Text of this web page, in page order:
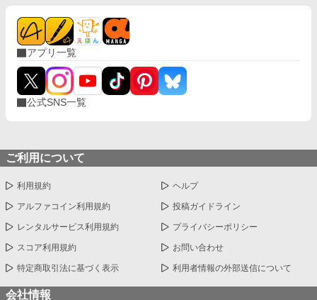
アプリ一覧
公式SNS一覧
ご利用について
利用規約 ヘルプ
アルファコイン利用規約 投稿ガイドライン
レンタルサービス利用規約 プライバシーポリシー
スコア利用規約 お問い合わせ
特定商取引法に基づく表示 利用者情報の外部送信について
会社情報